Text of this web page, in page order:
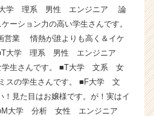
大学 理系 男性 エンジニア 論
ーション力の高い学生さんです。
業 情熱が誰よりも高く＆イケ
■T大学 理系 男性 エンジニア
学生さんです。 ■T大学 文系 女
の学生さんです。 ■F大学 文
た目はお嬢様です。が！実はイ
■M大学 分析 女性 エンジニア